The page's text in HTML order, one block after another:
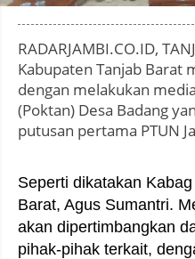
RADARJAMBI.CO.ID,
Kabupaten Tanjab Barat
dengan melakukan
(Poktan) Desa Badang
putusan pertama PTUN
Seperti dikatakan
Barat, Agus Sumantri.
akan dipertimbangkan
pihak-pihak terkait,